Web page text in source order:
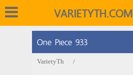
VARIETYTH.COM
One Piece 933
VarietyTh /